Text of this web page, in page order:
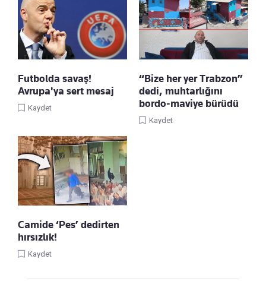
Futbolda savaş!
Avrupa'ya sert mesaj
Kaydet
“Bize her yer Trabzon”
dedi, muhtarlığını
bordo-maviye bürüdü
Kaydet
Camide ‘Pes’ dedirten
hırsızlık!
Kaydet